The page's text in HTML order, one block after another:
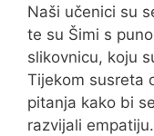
Naši učenici su
te su Šimi s
slikovnicu, koju
Tijekom susreta
pitanja kako bi
razvijali empatiju.